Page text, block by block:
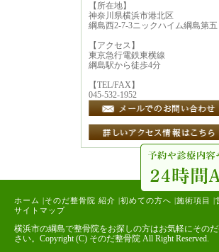
【所在地】
神奈川県横浜市港北区
綱島西2-7-3ニックハイム綱島第五
【アクセス】
東京急行電鉄東横線
綱島駅から徒歩4分
【TEL/FAX】
045-532-1952
ホーム |そのだ整骨院 紹介 |初めての方へ |施術項目 |
サイトマップ
横浜市の綱島で整骨院をお探しの方はお気軽にその
さい。Copyright (C) そのだ整骨院 All Right Reserved.